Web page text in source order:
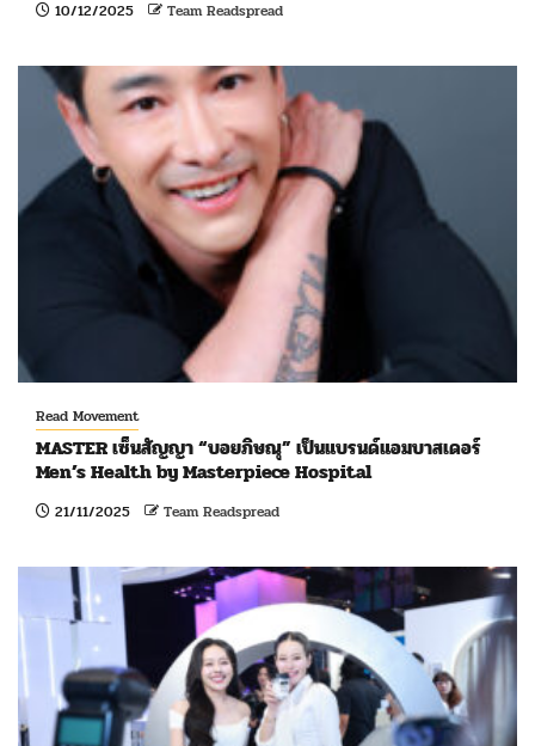
10/12/2025 Team Readspread
Read Movement
MASTER เซ็นสัญญา “บอยภิษณุ” เป็นแบรนด์แอมบาสเดอร์
Men’s Health by Masterpiece Hospital
21/11/2025 Team Readspread